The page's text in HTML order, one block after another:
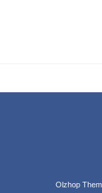
Olzhop